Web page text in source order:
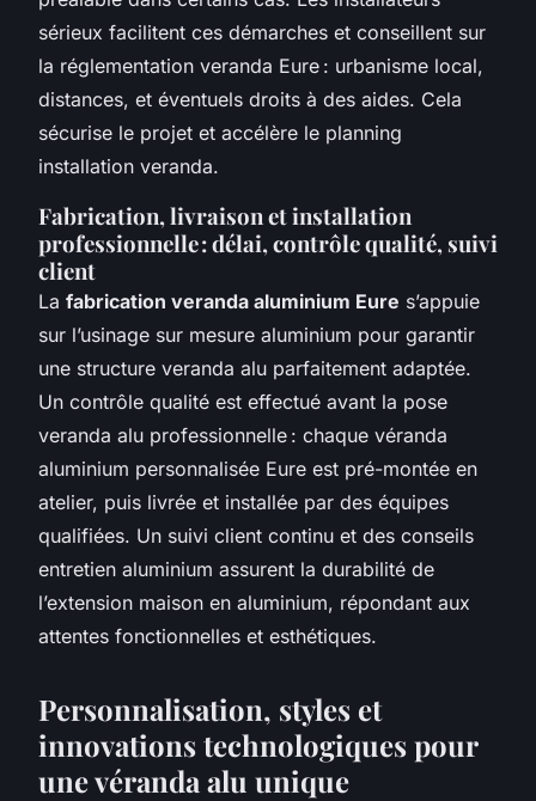
sérieux facilitent ces démarches et conseillent sur
la réglementation veranda Eure : urbanisme local,
distances, et éventuels droits à des aides. Cela
sécurise le projet et accélère le planning
installation veranda.
Fabrication, livraison et installation
professionnelle : délai, contrôle qualité, suivi
client
La fabrication veranda aluminium Eure s’appuie
sur l’usinage sur mesure aluminium pour garantir
une structure veranda alu parfaitement adaptée.
Un contrôle qualité est effectué avant la pose
veranda alu professionnelle : chaque véranda
aluminium personnalisée Eure est pré-montée en
atelier, puis livrée et installée par des équipes
qualifiées. Un suivi client continu et des conseils
entretien aluminium assurent la durabilité de
l’extension maison en aluminium, répondant aux
attentes fonctionnelles et esthétiques.
Personnalisation, styles et
innovations technologiques pour
une véranda alu unique